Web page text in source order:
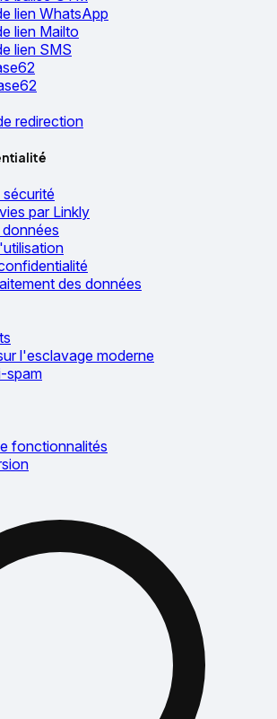
lien WhatsApp
lien Mailto
lien SMS
redirection
par Linkly
des données
l'esclavage moderne
spam
fonctionnalités